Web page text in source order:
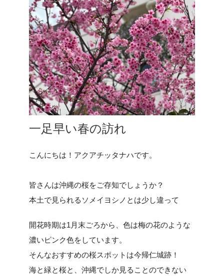
一足早い春の訪れ
こんにちは！アクアチッタナハです。
皆さんは沖縄の桜をご存知でしょうか？
本土で見られるソメイヨシノとは少し違って
開花時期は1月末ごろから、色は梅の花のような
濃いピンク色をしています。
そんなおすすめの桜スポットは今帰仁城跡！
海と緑と桜と、沖縄でしか見ることのできない